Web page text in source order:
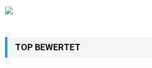
TOP BEWERTET